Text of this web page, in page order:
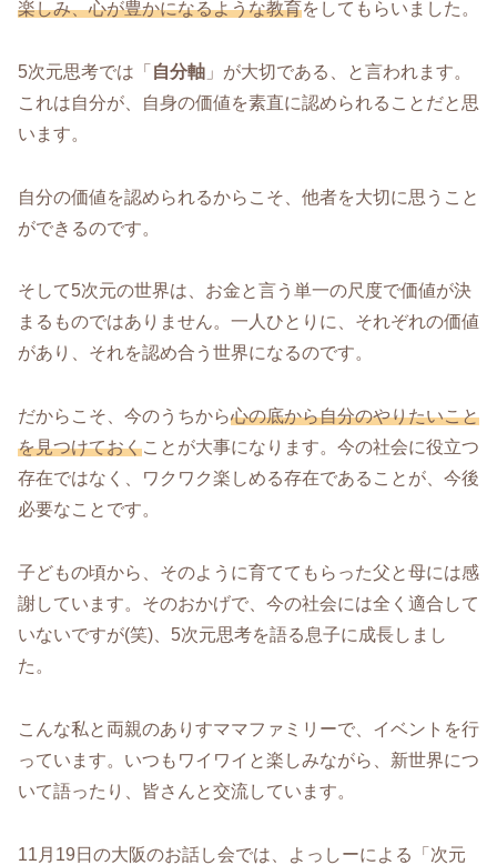
楽しみ、心が豊かになるような教育をしてもらいました。
5次元思考では「 自分軸 」が大切である、と言われます。
これは自分が、自身の価値を素直に認められることだと思
います。
自分の価値を認められるからこそ、他者を大切に思うこと
ができるのです。
そして5次元の世界は、お金と言う単一の尺度で価値が決
まるものではありません。一人ひとりに、それぞれの価値
があり、それを認め合う世界になるのです。
だからこそ、今のうちから心の底から自分のやりたいこと
を見つけておくことが大事になります。今の社会に役立つ
存在ではなく、ワクワク楽しめる存在であることが、今後
必要なことです。
子どもの頃から、そのように育ててもらった父と母には感
謝しています。そのおかげで、今の社会には全く適合して
いないですが(笑)、5次元思考を語る息子に成長しまし
た。
こんな私と両親のありすママファミリーで、イベントを行
っています。いつもワイワイと楽しみながら、新世界につ
いて語ったり、皆さんと交流しています。
11月19日の大阪のお話し会では、よっしーによる「次元